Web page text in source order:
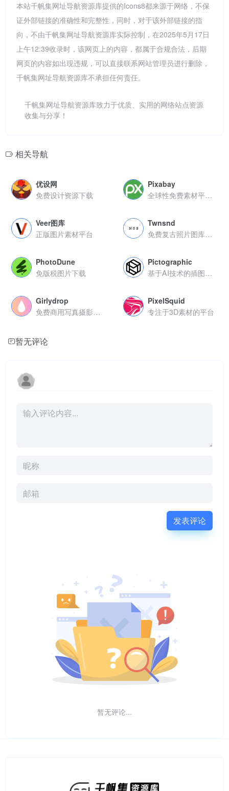
本站千帆集网址导航资源库提供的Icons8都来源于网络，不保
证外部链接的准确性和完整性，同时，对于该外部链接的指
向，不由千帆集网址导航资源库实际控制，在2025年5月17日
上午12:39收录时，该网页上的内容，都属于合规合法，后期
网页的内容如出现违规，可以直接联系网站管理员进行删除，
千帆集网址导航资源库不承担任何责任。
千帆集网址导航资源库致力于优质、实用的网络站点资源
收集与分享！
相关导航
优设网
免费设计资源下载
Pixabay
全球性免费素材平台无版权限制
Veer图库
正版图片素材平台
Twnsnd
免费复古照片图库无版权限制
PhotoDune
免版税图片下载
Pictographic
基于AI技术的插图资源平台
Girlydrop
免费商用写真摄影图库
PixelSquid
专注于3D素材的平台
暂无评论
发表评论
暂无评论...